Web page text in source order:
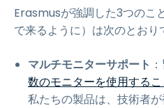
Erasmusが強調した3つのこ
で来るように）は次のとおり
マルチモニターサポート
数のモニターを使用する
私たちの製品は、技術者